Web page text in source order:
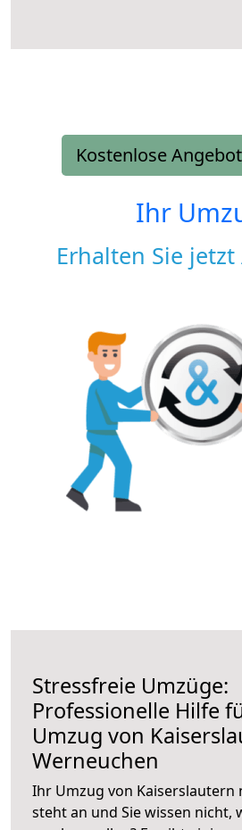
Kostenlose
Ihr
Erhalten Sie
Stressfreie Umzüge:
Professionelle Hilfe
Umzug von
Werneuchen
Ihr Umzug von Kaiserslautern
steht an und Sie wissen nicht,